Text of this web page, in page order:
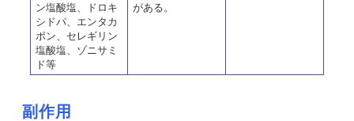
ン塩酸塩、ドロキ
シドパ、エンタカ
ポン、セレギリン
塩酸塩、ゾニサミ
ド等
がある。
副作用